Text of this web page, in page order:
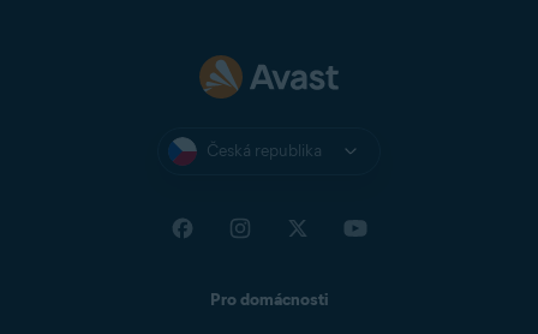
Česká republika
Pro domácnosti